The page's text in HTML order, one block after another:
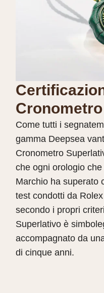
Come tutti i
gamma Deepsea
Cronometro
che ogni orologio
Marchio ha superato
test condotti da
secondo i propri
Superlativo è
accompagnato da
di cinque anni.